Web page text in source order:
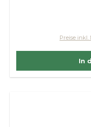
Preise inkl.
In